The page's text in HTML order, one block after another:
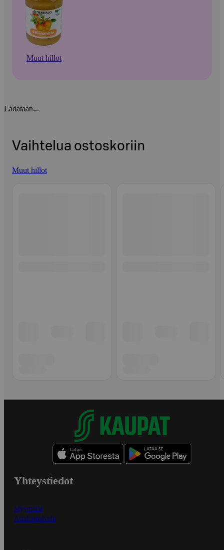
Muut hillot
Ladataan...
Vaihtelua ostoskoriin
Muut hillot
Yhteystiedot
Myymälät
Asiakaspalvelu